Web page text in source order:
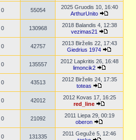
0 55054
2025 Gruodis 10, 16:40
ArthurUnito
0 130968
2018 Balandis 4, 12:38
vezimas21
0 42757
2013 Birželis 22, 17:43
Giedrius 1974
0 135557
2012 Lapkritis 26, 16:48
limoncik2
0 43513
2012 Birželis 24, 17:35
toteas
0 42012
2012 Kovas 17, 16:25
red_line
0 21092
2011 Liepa 29, 00:19
oberon
0 131335
2011 Gegužė 5, 12:46